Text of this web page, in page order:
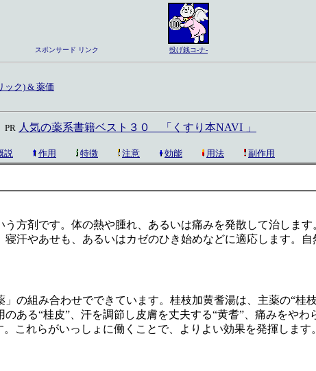
スポンサード リンク 投げ銭コ-ナ-
ック) & 薬価
PR 人気の薬系書籍ベスト３０ 「くすり本NAVI 」
説 作用 特徴 注意 効能 用法 副作用
方剤です。体の熱や腫れ、あるいは痛みを発散して治しま
汗やあせも、あるいはカゼのひき始めなどに適応します。
の組み合わせでできています。桂枝加黄耆湯は、主薬の“桂
ある“桂皮”、汗を調節し皮膚を丈夫する“黄耆”、痛みをやわ
これらがいっしょに働くことで、よりよい効果を発揮しま